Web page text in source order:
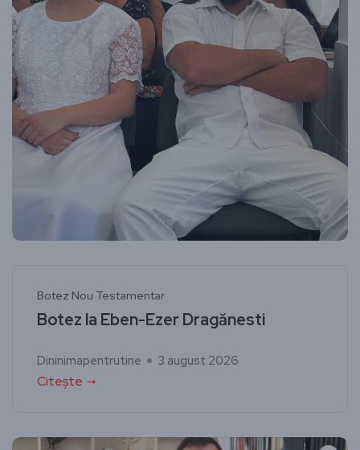
Botez Nou Testamentar
Botez la Eben-Ezer Dragănesti
Dininimapentrutine 3 august 2026
Citește